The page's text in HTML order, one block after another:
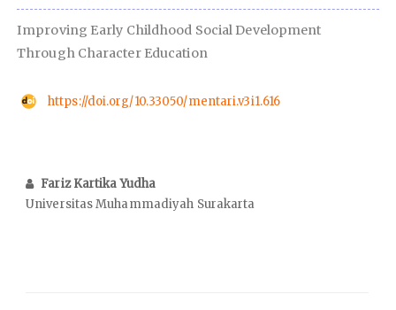
Improving Early Childhood Social Development
Through Character Education
https://doi.org/10.33050/mentari.v3i1.616
Fariz Kartika Yudha
Universitas Muhammadiyah Surakarta